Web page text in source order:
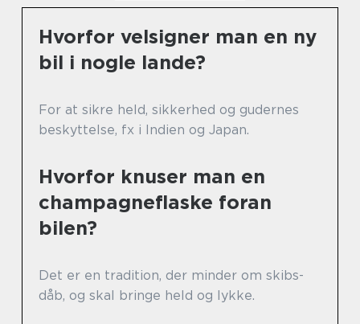
Hvorfor velsigner man en ny
bil i nogle lande?
For at sikre held, sikkerhed og gudernes
beskyttelse, fx i Indien og Japan.
Hvorfor knuser man en
champagneflaske foran
bilen?
Det er en tradition, der minder om skibs-
dåb, og skal bringe held og lykke.